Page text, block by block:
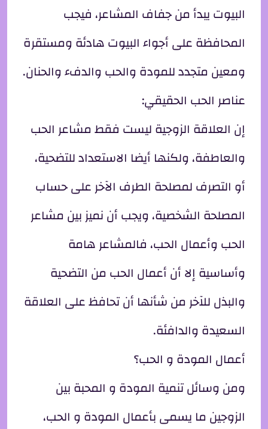
البيوت يبدأ من جفاف المشاعر، فيجب
المحافظة على أجواء البيوت هادئة ومستقرة
ومعين متجدد للمودة والحب والدفء والحنان.
عناصر الحب الحقيقي:
إن العلاقة الزوجية ليست فقط مشاعر الحب
والعاطفة، ولكنها أيضا الاستعداد للتضحية،
أو التصرف لمصلحة الطرف الآخر على حساب
المصلحة الشخصية، ويجب أن نميز بين مشاعر
الحب وأعمال الحب، فالمشاعر هامة
وأساسية إلا أن أعمال الحب من التضحية
والبذل للآخر من شأنها أن تحافظ على العلاقة
السعيدة والدافئة.
أعمال المودة و الحب؟
ومن وسائل تنمية المودة و المحبة بين
الزوجين ما يسمى بأعمال المودة و الحب،